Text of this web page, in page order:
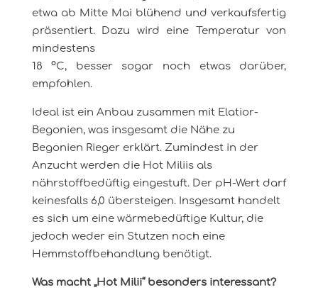
etwa ab Mitte Mai blühend und verkaufsfertig
präsentiert. Dazu wird eine Temperatur von
mindestens
18 °C, besser sogar noch etwas darüber,
empfohlen.
Ideal ist ein Anbau zusammen mit Elatior-
Begonien, was insgesamt die Nähe zu
Begonien Rieger erklärt. Zumindest in der
Anzucht werden die Hot Miliis als
nährstoffbedüftig eingestuft. Der pH-Wert darf
keinesfalls 6,0 übersteigen. Insgesamt handelt
es sich um eine wärmebedüftige Kultur, die
jedoch weder ein Stutzen noch eine
Hemmstoffbehandlung benötigt.
Was macht „Hot Milii“ besonders interessant?